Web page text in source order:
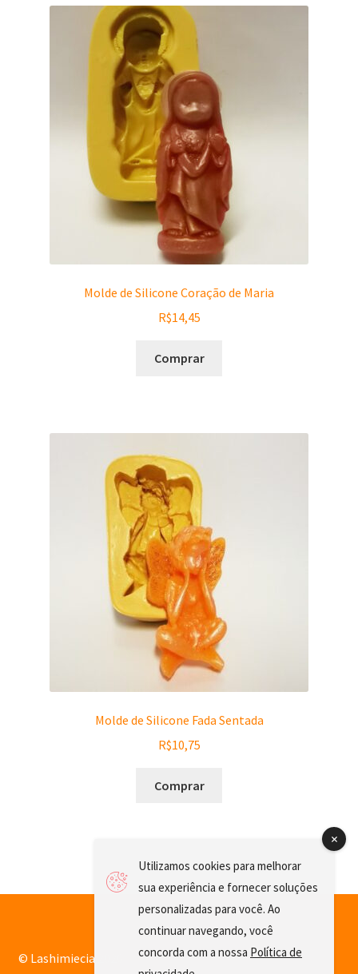
Molde de Silicone Coração de Maria
R$14,45
Comprar
Molde de Silicone Fada Sentada
R$10,75
Comprar
© Lashimiecia 2026
Utilizamos cookies para melhorar
sua experiência e fornecer soluções
personalizadas para você. Ao
continuar navegando, você
concorda com a nossa Política de